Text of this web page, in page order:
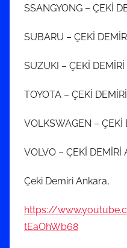
SSANGYONG – ÇEKİ
SUBARU – ÇEKİ
SUZUKI – ÇEKİ
TOYOTA – ÇEKİ
VOLKSWAGEN – ÇEKİ
VOLVO – ÇEKİ DEMİRİ
Çeki Demiri Ankara,
https://
tEaOhWb68